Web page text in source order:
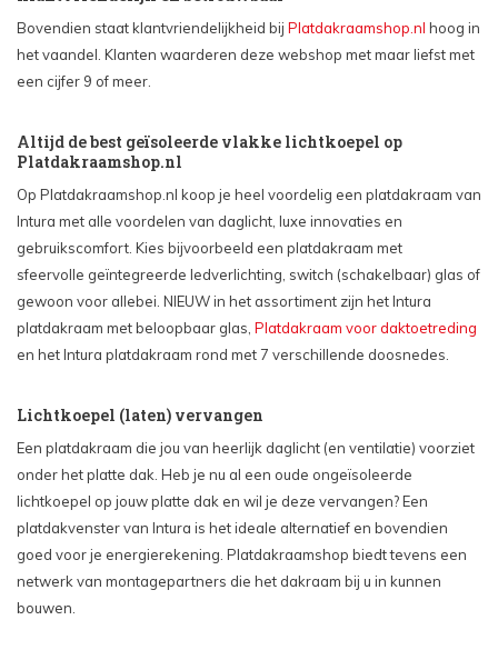
Bovendien staat klantvriendelijkheid bij Platdakraamshop.nl hoog in
het vaandel. Klanten waarderen deze webshop met maar liefst met
een cijfer 9 of meer.
Altijd de best geïsoleerde vlakke lichtkoepel op
Platdakraamshop.nl
Op Platdakraamshop.nl koop je heel voordelig een platdakraam van
Intura met alle voordelen van daglicht, luxe innovaties en
gebruikscomfort. Kies bijvoorbeeld een platdakraam met
sfeervolle geïntegreerde ledverlichting, switch (schakelbaar) glas of
gewoon voor allebei. NIEUW in het assortiment zijn het Intura
platdakraam met beloopbaar glas, Platdakraam voor daktoetreding
en het Intura platdakraam rond met 7 verschillende doosnedes.
Lichtkoepel (laten) vervangen
Een platdakraam die jou van heerlijk daglicht (en ventilatie) voorziet
onder het platte dak. Heb je nu al een oude ongeïsoleerde
lichtkoepel op jouw platte dak en wil je deze vervangen? Een
platdakvenster van Intura is het ideale alternatief en bovendien
goed voor je energierekening. Platdakraamshop biedt tevens een
netwerk van montagepartners die het dakraam bij u in kunnen
bouwen.